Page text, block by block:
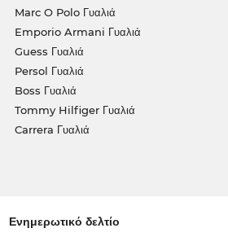
Marc O Polo Γυαλιά
Emporio Armani Γυαλιά
Guess Γυαλιά
Persol Γυαλιά
Boss Γυαλιά
Tommy Hilfiger Γυαλιά
Carrera Γυαλιά
Ενημερωτικό δελτίο